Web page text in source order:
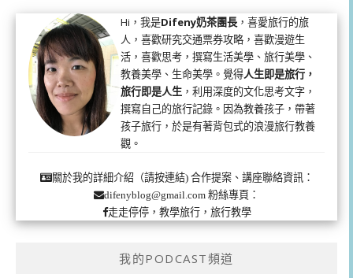
Hi，我是Difeny奶茶團長 ，喜愛旅行的旅
人，喜歡研究交通票券攻略，喜歡漫遊生
活，喜歡思考，撰寫生活美學、旅行美學、
教養美學、生命美學。覺得人生即是旅行，
旅行即是人生 ，利用深度的文化思考文字，
撰寫自己的旅行記錄。因為教養孩子，帶著
孩子旅行，於是有著背包式的浪漫旅行教養
觀。
關於我的詳細介紹（請按連結)合作提案、講座聯絡資訊：
difenyblog@gmail.com 粉絲專頁：
走走停停，教學旅行，旅行教學
我的PODCAST頻道